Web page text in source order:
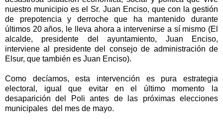
nuestro municipio es el Sr. Juan Enciso, que con la gestión
de prepotencia y derroche que ha mantenido durante
últimos 20 años, le lleva ahora a intervenirse a sí mismo (El
alcalde, presidente del ayuntamiento, Juan Enciso,
interviene al presidente del consejo de administración de
Elsur, que también es Juan Enciso).
Como decíamos, esta intervención es pura estrategia
electoral, igual que evitar en el último momento la
desaparición del Poli antes de las próximas elecciones
municipales del mes de mayo.